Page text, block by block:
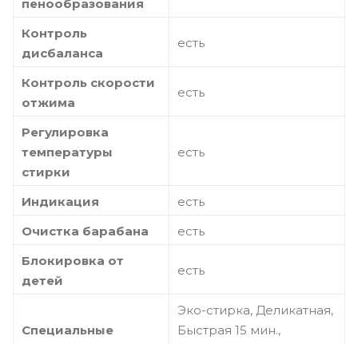
пенообразования
Контроль
дисбаланса
есть
Контроль скорости
отжима
есть
Регулировка
температуры
стирки
есть
Индикация
есть
Очистка барабана
есть
Блокировка от
детей
есть
Специальные
Эко-стирка, Деликатная,
Быстрая 15 мин.,